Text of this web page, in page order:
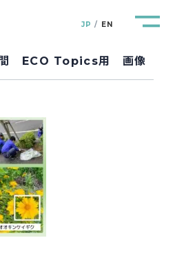
JP EN
Resilience Lab.
間 ECO Topics用 画像